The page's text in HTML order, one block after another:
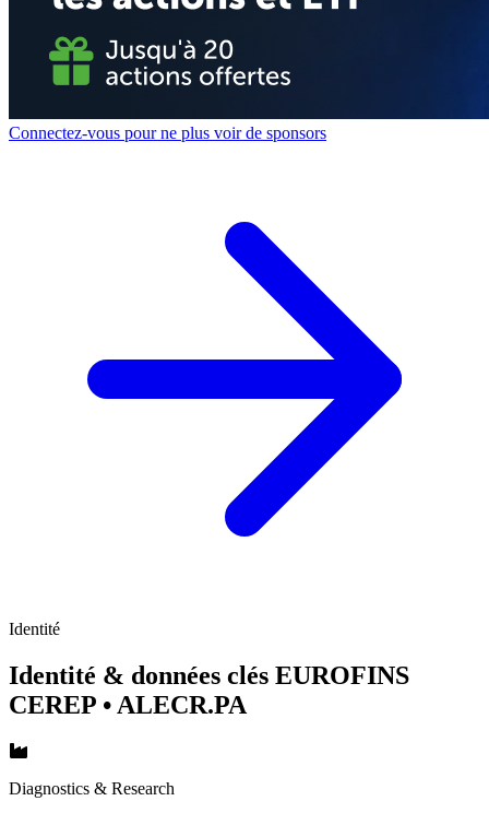
Connectez-vous pour ne plus voir de sponsors
Identité
Identité & données clés EUROFINS
CEREP • ALECR.PA
Diagnostics & Research